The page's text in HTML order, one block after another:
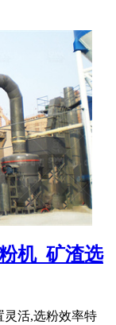
机_矿渣选
灵活,选粉效率特